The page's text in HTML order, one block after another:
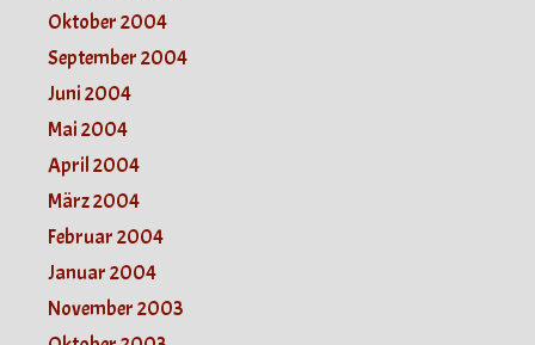
Oktober 2004
September 2004
Juni 2004
Mai 2004
April 2004
März 2004
Februar 2004
Januar 2004
November 2003